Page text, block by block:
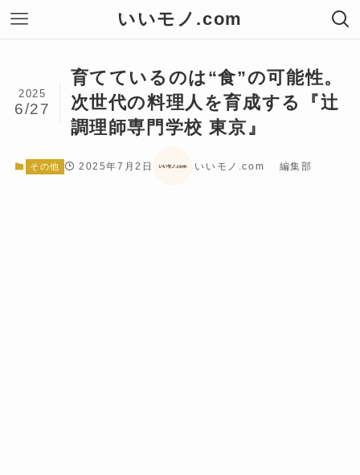
いいモノ.com
育てているのは“食”の可能性。
次世代の料理人を育成する『辻
調理師専門学校 東京』
2025
6/27
その他 2025年7月2日 いいモノ.com 編集部